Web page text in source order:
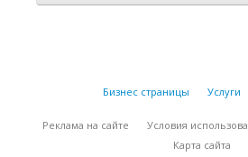
Бизнес страницы Услуги
Реклама на сайте Условия
Карта сайта